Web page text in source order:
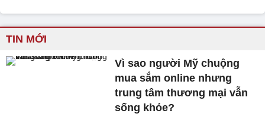
TIN MỚI
Vì sao người Mỹ chuộng
mua sắm online nhưng
trung tâm thương mại vẫn
sống khỏe?